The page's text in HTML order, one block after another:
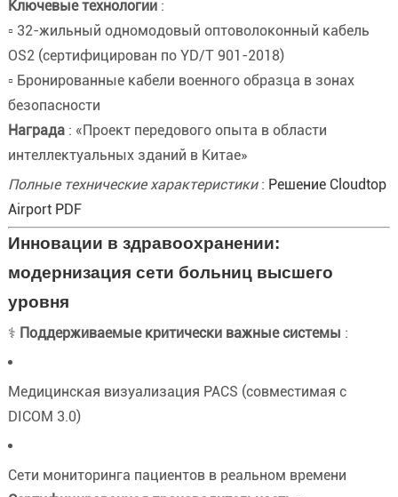
Ключевые технологии:
▫️ 32-жильный одномодовый оптоволоконный кабель
OS2 (сертифицирован по YD/T 901-2018)
▫️ Бронированные кабели военного образца в зонах
безопасности
Награда: «Проект передового опыта в области
интеллектуальных зданий в Китае»
Полные технические характеристики: Решение Cloudtop
Airport PDF
Инновации в здравоохранении:
модернизация сети больниц высшего
уровня
⚕️ Поддерживаемые критически важные системы :
Медицинская визуализация PACS (совместимая с
DICOM 3.0)
Сети мониторинга пациентов в реальном времени